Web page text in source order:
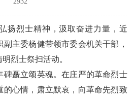
烈士精神，汲取奋进力量，近
主委杨健带领市委会机关干部，
烈士祭扫活动。
矗立颂英魂。在庄严的革命烈士
的心情，肃立默哀，向革命先烈致